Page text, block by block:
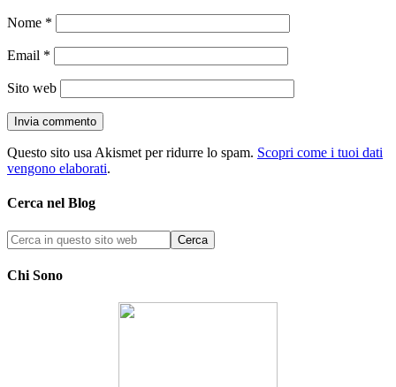
Nome *
Email *
Sito web
Questo sito usa Akismet per ridurre lo spam. Scopri come i tuoi dati
vengono elaborati.
Cerca nel Blog
Chi Sono